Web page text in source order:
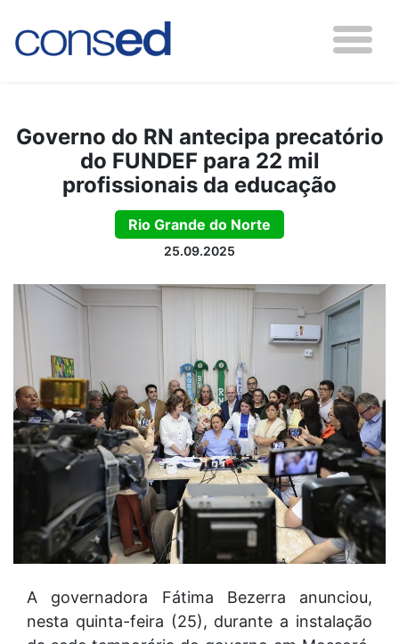
Governo do RN antecipa precatório
do FUNDEF para 22 mil
profissionais da educação
Rio Grande do Norte
25.09.2025
A governadora Fátima Bezerra anunciou,
nesta quinta-feira (25), durante a instalação